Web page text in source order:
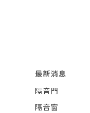
最新消息
隔音門
隔音窗